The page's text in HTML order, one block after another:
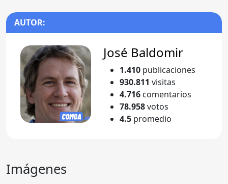
AUTOR:
José Baldomir
1.410 publicaciones
930.811 visitas
4.716 comentarios
78.958votos
4.5 promedio
Imágenes